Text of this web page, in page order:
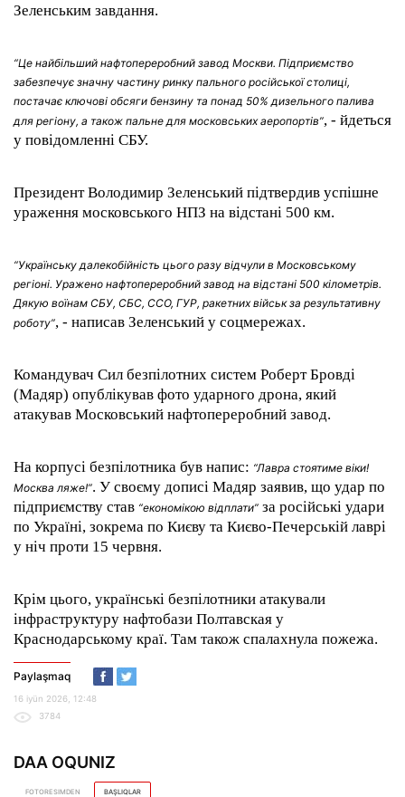
Зеленським завдання.
“Це найбільший нафтопереробний завод Москви. Підприємство
забезпечує значну частину ринку пального російської столиці,
постачає ключові обсяги бензину та понад 50% дизельного палива
для регіону, а також пальне для московських аеропортів”, - йдеться
у повідомленні СБУ.
Президент Володимир Зеленський підтвердив успішне
ураження московського НПЗ на відстані 500 км.
“Українську далекобійність цього разу відчули в Московському
регіоні. Уражено нафтопереробний завод на відстані 500 кілометрів.
Дякую воїнам СБУ, СБС, ССО, ГУР, ракетних військ за результативну
роботу”, - написав Зеленський у соцмережах.
Командувач Сил безпілотних систем Роберт Бровді
(Мадяр) опублікував фото ударного дрона, який
атакував Московський нафтопереробний завод.
На корпусі безпілотника був напис: “Лавра стоятиме віки!
Москва ляже!”. У своєму дописі Мадяр заявив, що удар по
підприємству став “економікою відплати” за російські удари
по Україні, зокрема по Києву та Києво-Печерській лаврі
у ніч проти 15 червня.
Крім цього, українські безпілотники атакували
інфраструктуру нафтобази Полтавская у
Краснодарському краї. Там також спалахнула пожежа.
Paylaşmaq
16 iyün 2026, 12:48
3784
DAA OQUNIZ
FOTORESIMDEN BAŞLIQLAR